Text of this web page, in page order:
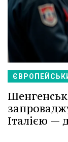
Італією —